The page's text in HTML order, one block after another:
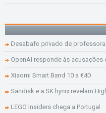
Desabafo privado de
OpenAI responde às acusações
Xiaomi Smart Band 10 a €40
Sandisk e a SK hynix revelam
LEGO Insiders chega a Portugal